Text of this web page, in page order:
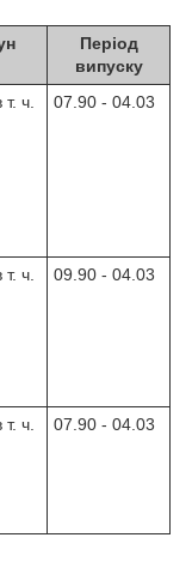
Період
випуску
ч.
07.90 - 04.03
ч.
09.90 - 04.03
ч.
07.90 - 04.03